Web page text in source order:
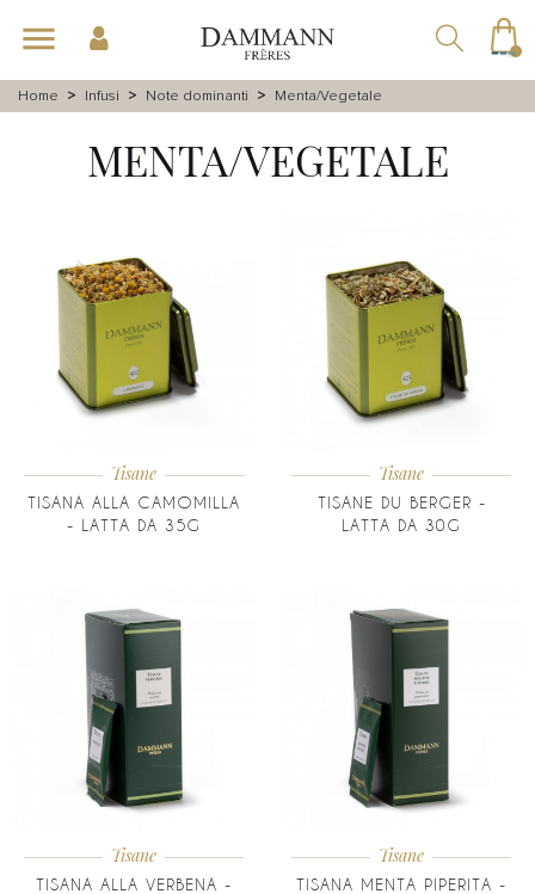
navigazione
Toggle
menu
☰
Home Infusi Note dominanti Menta/Vegetale
MENTA/VEGETALE
Tisane
TISANA ALLA CAMOMILLA
- LATTA DA 35G
Tisane
TISANE DU BERGER -
LATTA DA 30G
Tisane
TISANA ALLA VERBENA -
Tisane
TISANA MENTA PIPERITA -